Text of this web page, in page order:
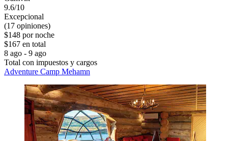
9.6/10
Excepcional
(17 opiniones)
$148 por noche
$167 en total
8 ago - 9 ago
Total con impuestos y cargos
Adventure Camp Mehamn